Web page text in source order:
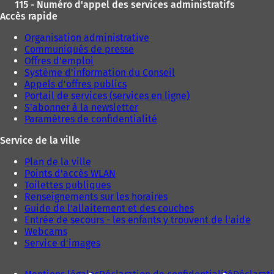
115 - Numéro d'appel des services administratifs
Accès rapide
Organisation administrative
Communiqués de presse
Offres d'emploi
Système d'information du Conseil
Appels d'offres publics
Portail de services (services en ligne)
S'abonner à la newsletter
Paramètres de confidentialité
Service de la ville
Plan de la ville
Points d'accès WLAN
Toilettes publiques
Renseignements sur les horaires
Guide de l'allaitement et des couches
Entrée de secours - les enfants y trouvent de l'aide
Webcams
Service d'images